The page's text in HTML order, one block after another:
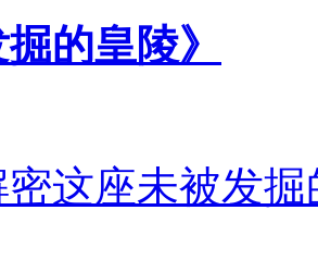
掘的皇陵》
密这座未被发掘